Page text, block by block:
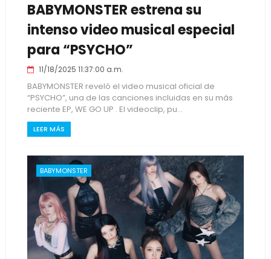
BABYMONSTER estrena su
intenso video musical especial
para “PSYCHO”
11/18/2025 11:37:00 a.m.
BABYMONSTER reveló el video musical oficial de
“PSYCHO”, una de las canciones incluidas en su más
reciente EP, WE GO UP . El videoclip, pu...
LEER MÁS
BABYMONSTER